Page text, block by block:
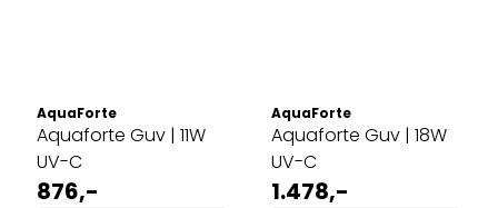
AquaForte
Aquaforte Guv | 11W
UV-C
876,-
AquaForte
Aquaforte Guv | 18W
UV-C
1.478,-